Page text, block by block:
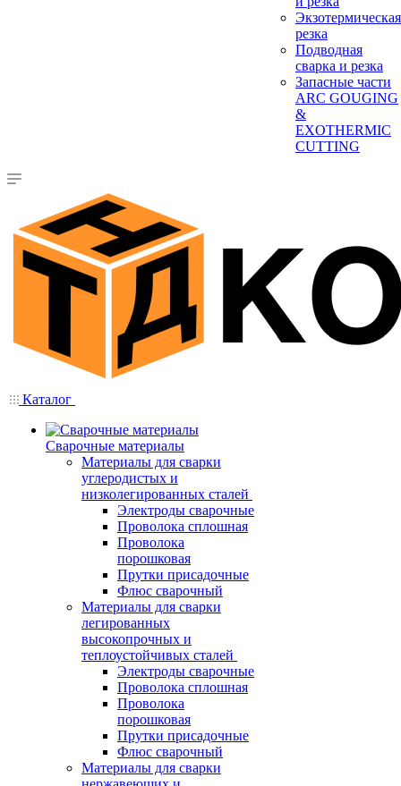
Экзотермическая
резка
Подводная
сварка и резка
Запасные части
ARC GOUGING
&
EXOTHERMIC
CUTTING
Каталог
Сварочные материалы
Материалы для сварки
углеродистых и
низколегированных сталей
Электроды сварочные
Проволока сплошная
Проволока
порошковая
Прутки присадочные
Флюс сварочный
Материалы для сварки
легированных
высокопрочных и
теплоустойчивых сталей
Электроды сварочные
Проволока сплошная
Проволока
порошковая
Прутки присадочные
Флюс сварочный
Материалы для сварки